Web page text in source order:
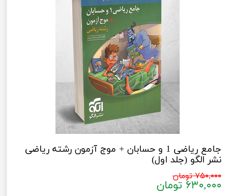
جامع ریاضی 1 و حسابان + موج آزمون رشته ریاضی
نشر الگو (جلد اول)
۷۵۰,۰۰۰ تومان
۶۳۰,۰۰۰ تومان